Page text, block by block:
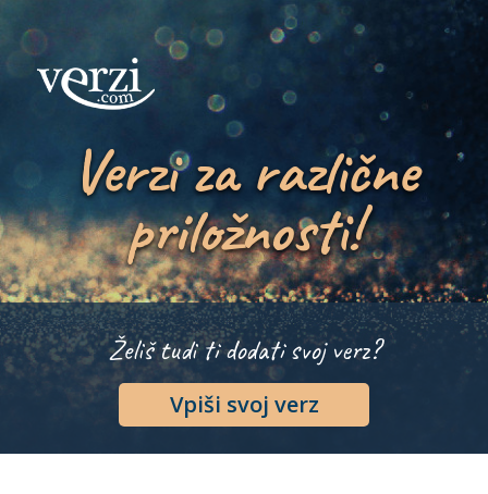
Verzi za različne
priložnosti!
Želiš tudi ti dodati svoj verz?
Vpiši svoj verz